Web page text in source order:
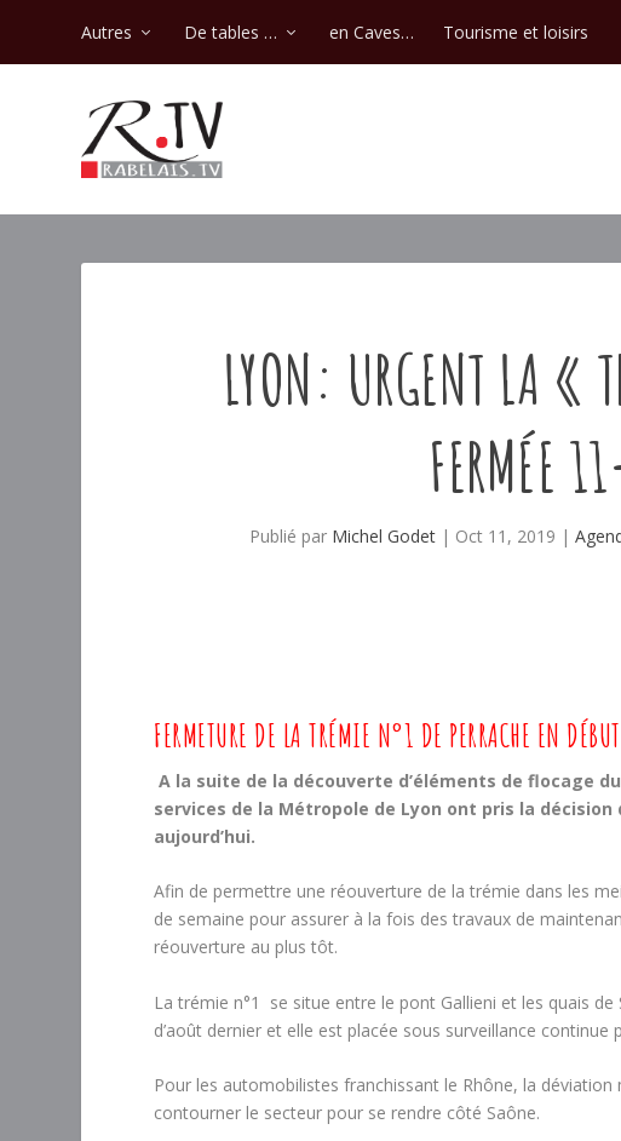
Autres De tables … en Caves… Tourisme et loisirs
LYON: URGENT LA «
FERMÉE
Publié par Michel Godet | Oct 11, 2019 |
FERMETURE DE LA TRÉMIE N°1 DE PERRACHE EN
A la suite de la découverte d’éléments de flocage
services de la Métropole de Lyon ont pris la
aujourd’hui.
Afin de permettre une réouverture de la trémie dans les
de semaine pour assurer à la fois des travaux de
réouverture au plus tôt.
La trémie n°1 se situe entre le pont Gallieni et les quais
d’août dernier et elle est placée sous surveillance continue
Pour les automobilistes franchissant le Rhône, la
contourner le secteur pour se rendre côté Saône.